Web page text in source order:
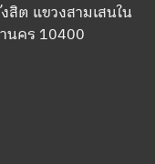
สิต แขวงสามเสนใน
นคร 10400